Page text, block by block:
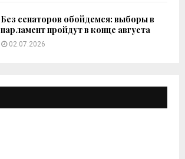
Без сенаторов обойдемся: выборы в
парламент пройдут в конце августа
02.07.2026